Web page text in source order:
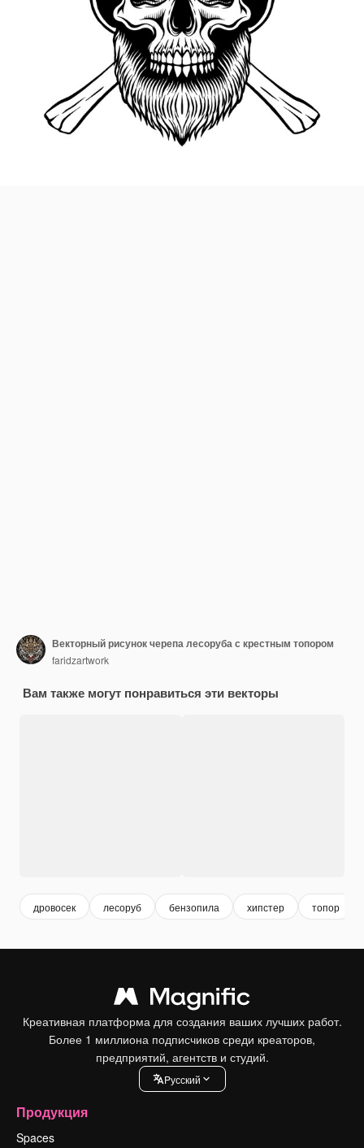
Векторный рисунок черепа лесоруба с крестным топором
faridzartwork
Вам также могут понравиться эти векторы
дровосек лесоруб бензопила хипстер топор
Креативная платформа для создания ваших лучших работ.
Более 1 миллиона подписчиков среди креаторов,
предприятий, агентств и студий.
Pусский
Продукция
Spaces